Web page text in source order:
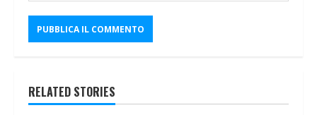
RELATED STORIES